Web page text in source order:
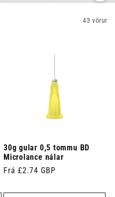
43 vörur
30g gular 0,5 tommu BD
Microlance nálar
Venjulegt
Frá £2.74 GBP